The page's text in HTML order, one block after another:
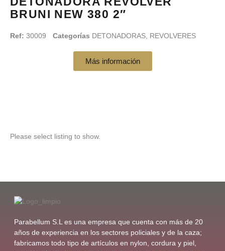
BRUNI NEW 380 2″
Ref: 30009 Categorías DETONADORAS, REVOLVERES
Más información
Please select listing to show.
Parabellum S.L es una empresa que cuenta con más de 20
años de experiencia en los sectores policiales y de la caza;
fabricamos todo tipo de artículos en nylon, cordura y piel,